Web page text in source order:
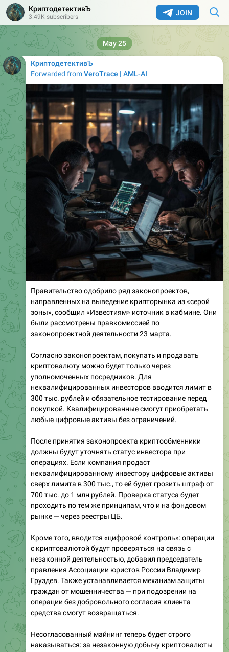
JOIN
КриптодетективЪ
3.49K subscribers
КриптодетективЪ
Forwarded fromVeroTrace | AML-AI
Правительство одобрило ряд законопроектов,
направленных на выведение крипторынка из «серой
зоны», сообщил «Известиям» источник в кабмине. Они
были рассмотрены правкомиссией по
законопроектной деятельности 23 марта.
Согласно законопроектам, покупать и продавать
криптовалюту можно будет только через
уполномоченных посредников. Для
неквалифицированных инвесторов вводится лимит в
300 тыс. рублей и обязательное тестирование перед
покупкой. Квалифицированные смогут приобретать
любые цифровые активы без ограничений.
После принятия законопроекта криптообменники
должны будут уточнять статус инвестора при
операциях. Если компания продаст
неквалифицированному инвестору цифровые активы
сверх лимита в 300 тыс., то ей будет грозить штраф от
700 тыс. до 1 млн рублей. Проверка статуса будет
проходить по тем же принципам, что и на фондовом
рынке — через реестры ЦБ.
Кроме того, вводится «цифровой контроль»: операции
с криптовалютой будут проверяться на связь с
незаконной деятельностью, добавил председатель
правления Ассоциации юристов России Владимир
Груздев. Также устанавливается механизм защиты
граждан от мошенничества — при подозрении на
операции без добровольного согласия клиента
средства смогут возвращаться.
Несогласованный майнинг теперь будет строго
наказываться: за незаконную добычу криптовалюты
May 25